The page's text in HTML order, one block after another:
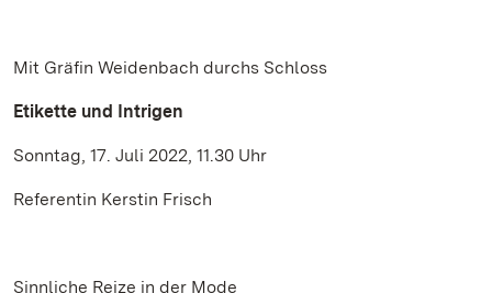
Mit Gräfin Weidenbach durchs Schloss
Etikette und Intrigen
Sonntag, 17. Juli 2022, 11.30 Uhr
Referentin Kerstin Frisch
Sinnliche Reize in der Mode